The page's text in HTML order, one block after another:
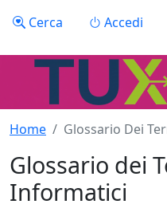
Menu profilo
Cerca Accedi
Home Glossario Dei
Glossario dei
Informatici